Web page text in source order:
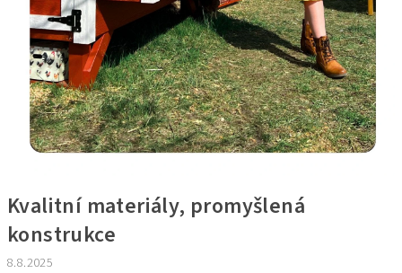
Kvalitní materiály, promyšlená
konstrukce
8.8.2025